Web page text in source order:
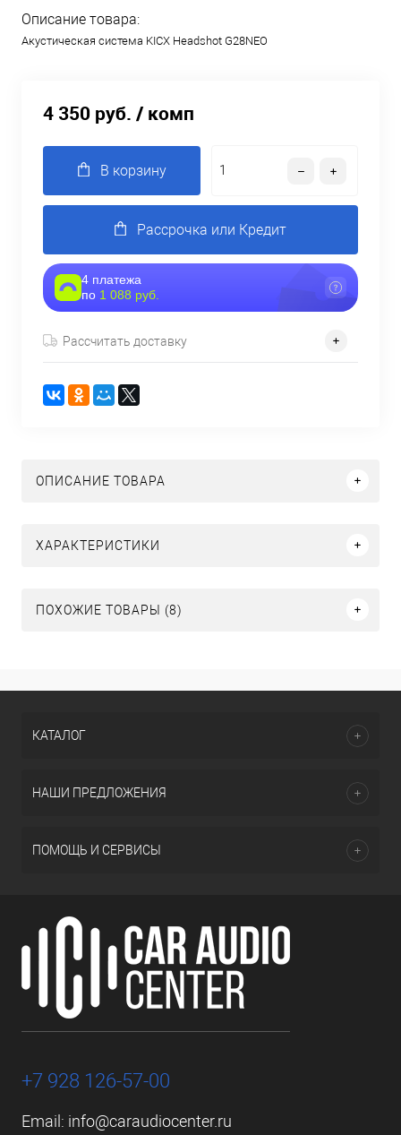
Описание товара:
Акустическая система KICX Headshot G28NEO
4 350 руб. / комп
В корзину
Рассрочка или Кредит
4 платежа
по 1 088 руб.
Рассчитать доставку
ОПИСАНИЕ ТОВАРА
ХАРАКТЕРИСТИКИ
ПОХОЖИЕ ТОВАРЫ (8)
КАТАЛОГ
НАШИ ПРЕДЛОЖЕНИЯ
ПОМОЩЬ И СЕРВИСЫ
+7 928 126-57-00
Email: info@caraudiocenter.ru